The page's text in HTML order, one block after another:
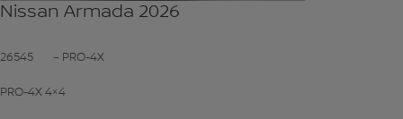
Nissan Armada 2026
26545 – PRO-4X
PRO-4X 4×4